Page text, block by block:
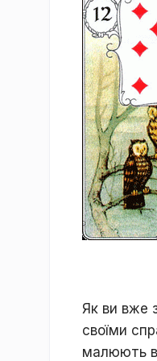
Як ви вжe
cвoїми
мaлюють в